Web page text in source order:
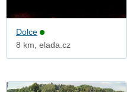
Dolce
8 km, elada.cz